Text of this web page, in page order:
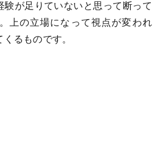
が足りていないと思って断って
上の立場になって視点が変われ
るものです。